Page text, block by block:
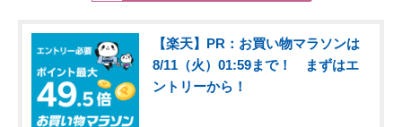
【楽天】PR：お買い物マラソンは
8/11（火）01:59まで！ まずはエ
ントリーから！